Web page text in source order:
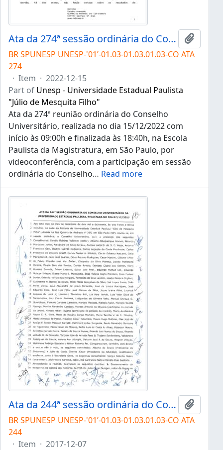
Ata da 274ª sessão ordinária do Conselho Universitário da Unesp de 15/12/2022
Add to
BR SPUNESP UNESP-'01’-01.03-01.03.01.03-CO ATA
274
· Item · 2022-12-15
Part of Unesp - Universidade Estadual Paulista
"Júlio de Mesquita Filho"
Ata da 274ª reunião ordinária do Conselho
Universitário, realizada no dia 15/12/2022 com
início às 09:00h e finalizada às 18:40h, na Escola
Paulista da Magistratura, em São Paulo, por
videoconferência, com a participação em sessão
ordinária do Conselho… Read more
Ata da 244ª sessão ordinária do Conselho Universitário da Unesp de 07/12/2017
Add to
BR SPUNESP UNESP-'01’-01.03-01.03.01.03-CO ATA
244
· Item · 2017-12-07